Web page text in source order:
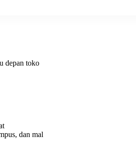
depan toko
dan mal